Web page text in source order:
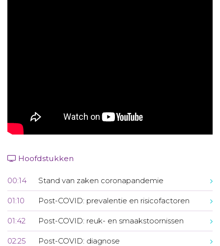
Hoofdstukken
00:14 Stand van zaken coronapandemie
01:10 Post-COVID: prevalentie en risicofactoren
01:42 Post-COVID: reuk- en smaakstoornissen
02:25 Post-COVID: diagnose